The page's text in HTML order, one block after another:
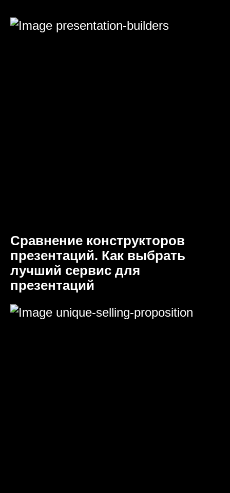
Сравнение конструкторов
презентаций. Как выбрать
лучший сервис для
презентаций